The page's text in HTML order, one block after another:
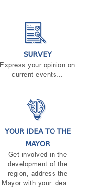
SURVEY
Express your opinion on
current events...
YOUR IDEA TO THE
MAYOR
Get involved in the
development of the
region, address the
Mayor with your idea…